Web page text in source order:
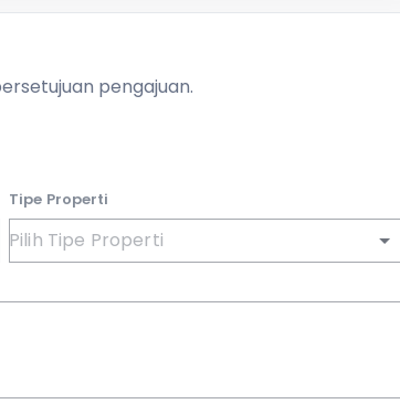
pengajuan.
Tipe Properti